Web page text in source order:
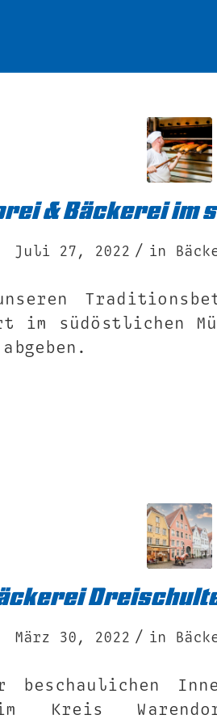
& Bäckerei im
Juli 27, 2022 / in
im südöstlichen
März 30, 2022 / in
Kreis